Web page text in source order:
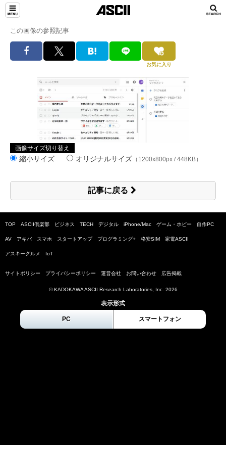
この画像の参照記事
お気に入り
画像サイズ切り替え
縮小サイズ オリジナルサイズ （1200x800px / 448KB）
記事に戻る
TOP ASCII倶楽部 ビジネス TECH デジタル iPhone/Mac ゲーム・ホビー 自作PC
AV アキバ スマホ スタートアップ プログラミング+ 格安SIM 家電ASCII
アスキーグルメ IoT
サイトポリシー プライバシーポリシー 運営会社 お問い合わせ 広告掲載
© KADOKAWA ASCII Research Laboratories, Inc. 2026
表示形式
PC スマートフォン